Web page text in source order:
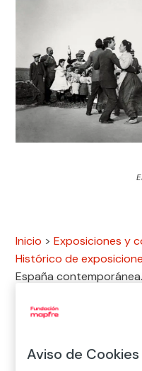
Inicio >Exposiciones y
Histórico de
España
Aviso de Cookies